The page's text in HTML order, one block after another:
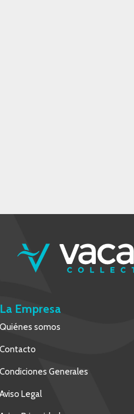
La Empresa
Quiénes somos
Contacto
Condiciones Generales
Aviso Legal